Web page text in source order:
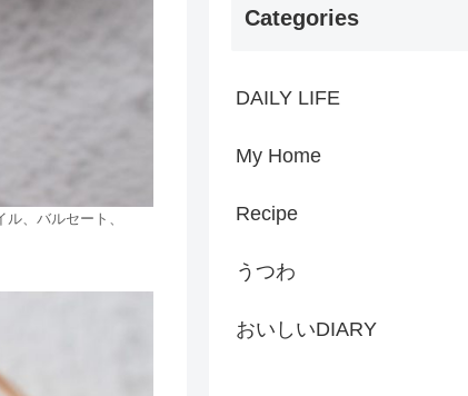
、バルセート、
Categories
DAILY LIFE
My Home
Recipe
うつわ
おいしいDIARY